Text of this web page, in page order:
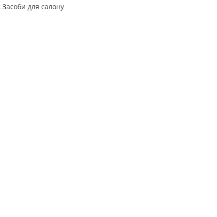
Засоби для салону